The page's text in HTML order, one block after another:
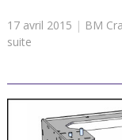
17 avril 2015 | BM
suite